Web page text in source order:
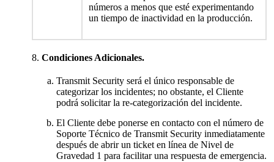
números a menos que esté experimentando
un tiempo de inactividad en la producción.
Condiciones Adicionales.
Transmit Security será el único responsable de
categorizar los incidentes; no obstante, el Cliente
podrá solicitar la re-categorización del incidente.
El Cliente debe ponerse en contacto con el número de
Soporte Técnico de Transmit Security inmediatamente
después de abrir un ticket en línea de Nivel de
Gravedad 1 para facilitar una respuesta de emergencia.